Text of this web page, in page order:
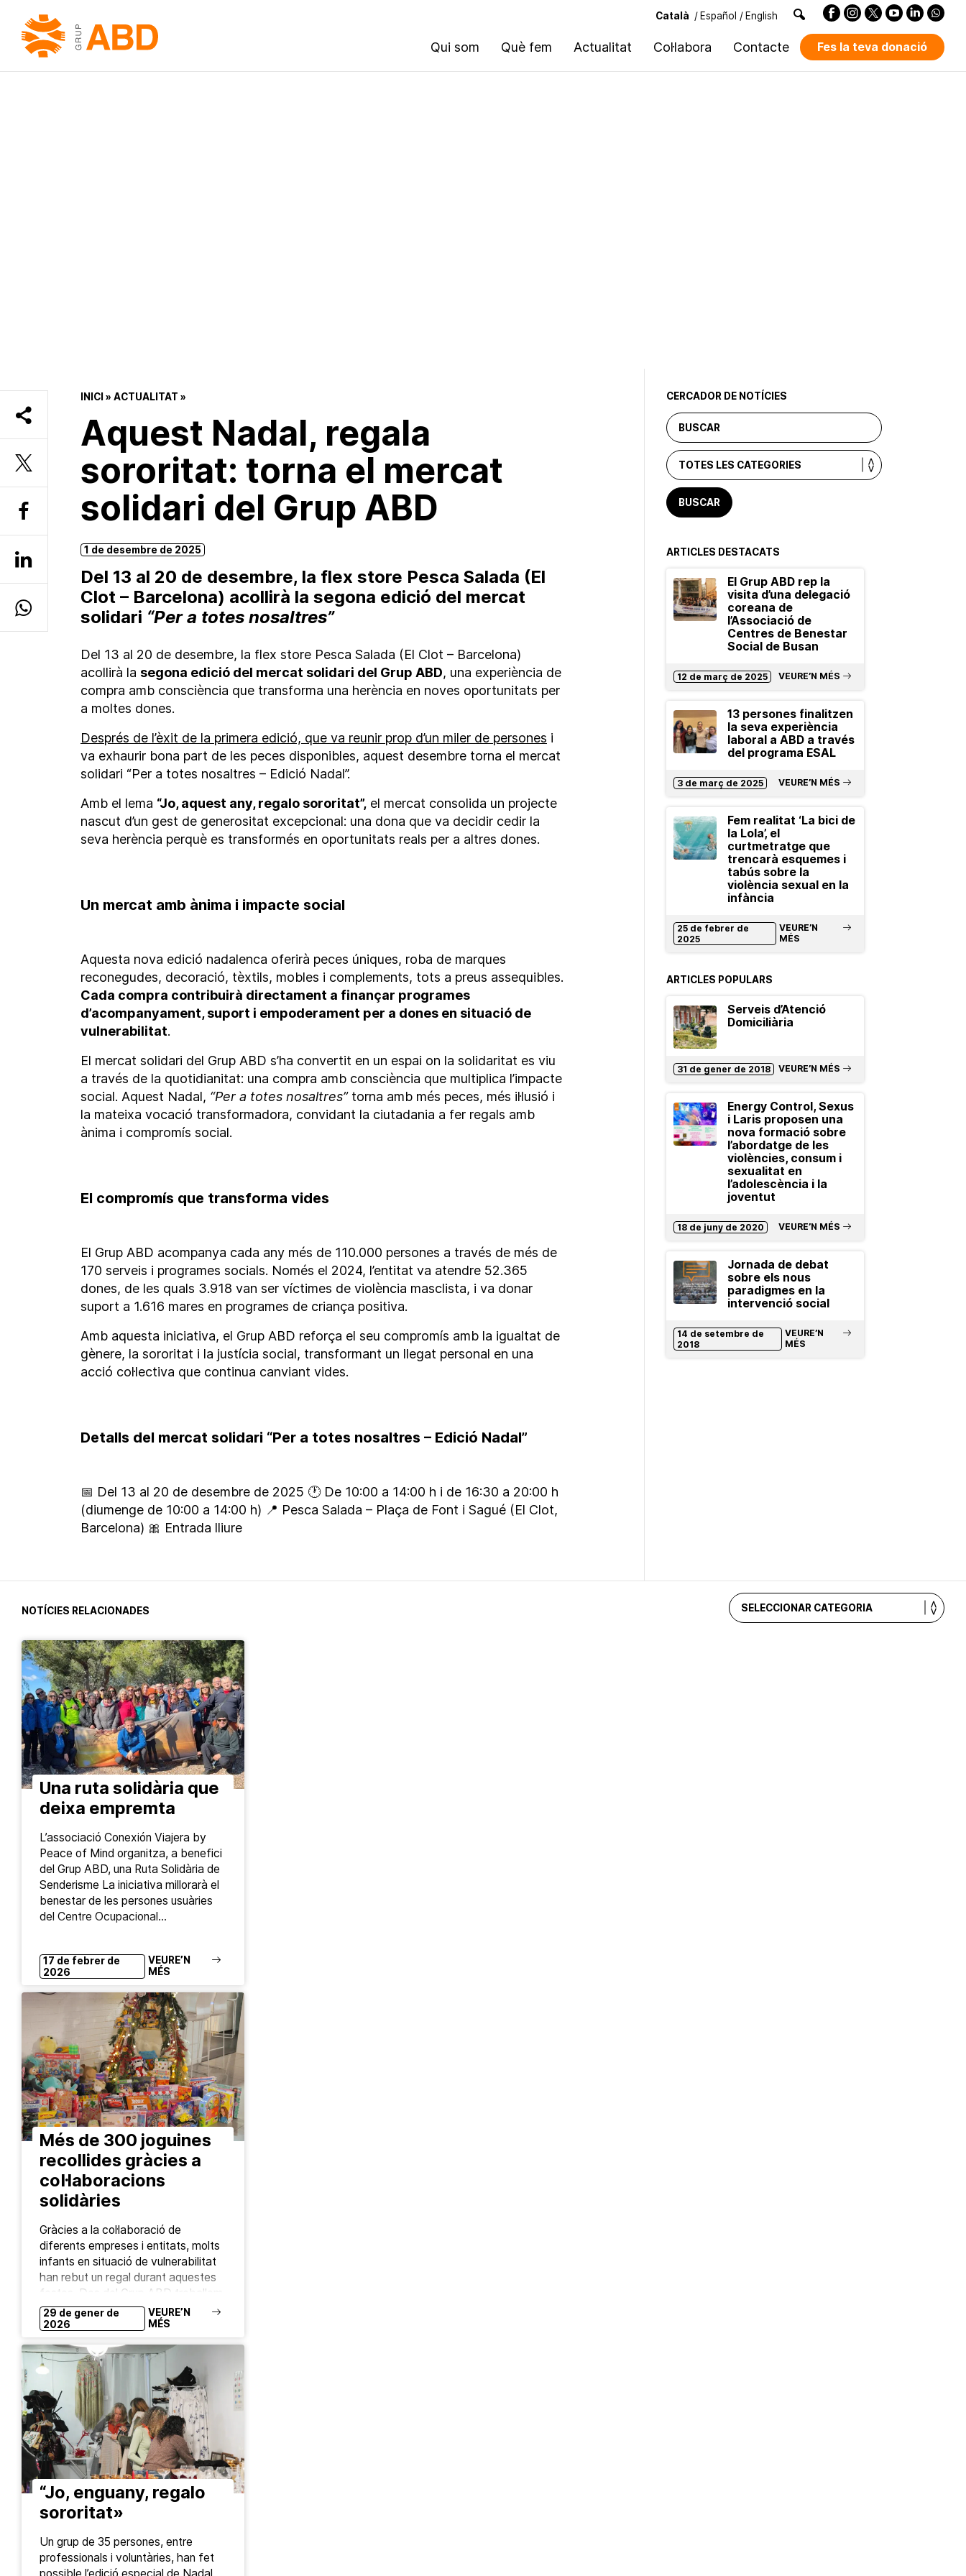
Català / Español / English
Qui som Què fem Actualitat Col·labora Contacte Fes la teva donació
INICI » ACTUALITAT »
Aquest Nadal, regala
sororitat: torna el mercat
solidari del Grup ABD
1 de desembre de 2025
Del 13 al 20 de desembre, la flex store Pesca Salada (El
Clot – Barcelona) acollirà la segona edició del mercat
solidari “Per a totes nosaltres”
Del 13 al 20 de desembre, la flex store Pesca Salada (El Clot – Barcelona)
acollirà la segona edició del mercat solidari del Grup ABD, una experiència de
compra amb consciència que transforma una herència en noves oportunitats per
a moltes dones.
Després de l’èxit de la primera edició, que va reunir prop d’un miler de persones i
va exhaurir bona part de les peces disponibles, aquest desembre torna el mercat
solidari “Per a totes nosaltres – Edició Nadal”.
Amb el lema “Jo, aquest any, regalo sororitat”,el mercat consolida un projecte
nascut d’un gest de generositat excepcional: una dona que va decidir cedir la
seva herència perquè es transformés en oportunitats reals per a altres dones.
Un mercat amb ànima i impacte social
Aquesta nova edició nadalenca oferirà peces úniques, roba de marques
reconegudes, decoració, tèxtils, mobles i complements, tots a preus assequibles.
Cada compra contribuirà directament a finançar programes
d’acompanyament, suport i empoderament per a dones en situació de
vulnerabilitat.
El mercat solidari del Grup ABD s’ha convertit en un espai on la solidaritat es viu
a través de la quotidianitat: una compra amb consciència que multiplica l’impacte
social. Aquest Nadal, “Per a totes nosaltres”torna amb més peces, més il·lusió i
la mateixa vocació transformadora, convidant la ciutadania a fer regals amb
ànima i compromís social.
El compromís que transforma vides
El Grup ABD acompanya cada any més de 110.000 persones a través de més de
170 serveis i programes socials. Només el 2024, l’entitat va atendre 52.365
dones, de les quals 3.918 van ser víctimes de violència masclista, i va donar
suport a 1.616 mares en programes de criança positiva.
Amb aquesta iniciativa, el Grup ABD reforça el seu compromís amb la igualtat de
gènere, la sororitat i la justícia social, transformant un llegat personal en una
acció col·lectiva que continua canviant vides.
Detalls del mercat solidari “Per a totes nosaltres – Edició Nadal”
📅 Del 13 al 20 de desembre de 2025 🕐 De 10:00 a 14:00 h i de 16:30 a 20:00 h
(diumenge de 10:00 a 14:00 h) 📍 Pesca Salada – Plaça de Font i Sagué (El Clot,
Barcelona) 🎀 Entrada lliure
CERCADOR DE NOTÍCIES
ARTICLES DESTACATS
El Grup ABD rep la
visita d’una delegació
coreana de
l’Associació de
Centres de Benestar
Social de Busan
12 de març de 2025 VEURE’N MÉS
13 persones finalitzen
la seva experiència
laboral a ABD a través
del programa ESAL
3 de març de 2025 VEURE’N MÉS
Fem realitat ‘La bici de
la Lola’, el
curtmetratge que
trencarà esquemes i
tabús sobre la
violència sexual en la
infància
25 de febrer de
2025
VEURE’N
MÉS
ARTICLES POPULARS
Serveis d’Atenció
Domiciliària
31 de gener de 2018 VEURE’N MÉS
Energy Control, Sexus
i Laris proposen una
nova formació sobre
l’abordatge de les
violències, consum i
sexualitat en
l’adolescència i la
joventut
18 de juny de 2020 VEURE’N MÉS
Jornada de debat
sobre els nous
paradigmes en la
intervenció social
14 de setembre de
2018
VEURE’N
MÉS
NOTÍCIES RELACIONADES
Una ruta solidària que
deixa empremta
L’associació Conexión Viajera by
Peace of Mind organitza, a benefici
del Grup ABD, una Ruta Solidària de
Senderisme La iniciativa millorarà el
benestar de les persones usuàries
del Centre Ocupacional…
17 de febrer de
2026
VEURE’N
MÉS
Més de 300 joguines
recollides gràcies a
col·laboracions
solidàries
Gràcies a la col·laboració de
diferents empreses i entitats, molts
infants en situació de vulnerabilitat
han rebut un regal durant aquestes
festes. Des del Grup ABD treballem
durant tot l’any…
29 de gener de
2026
VEURE’N
MÉS
“Jo, enguany, regalo
sororitat»
Un grup de 35 persones, entre
professionals i voluntàries, han fet